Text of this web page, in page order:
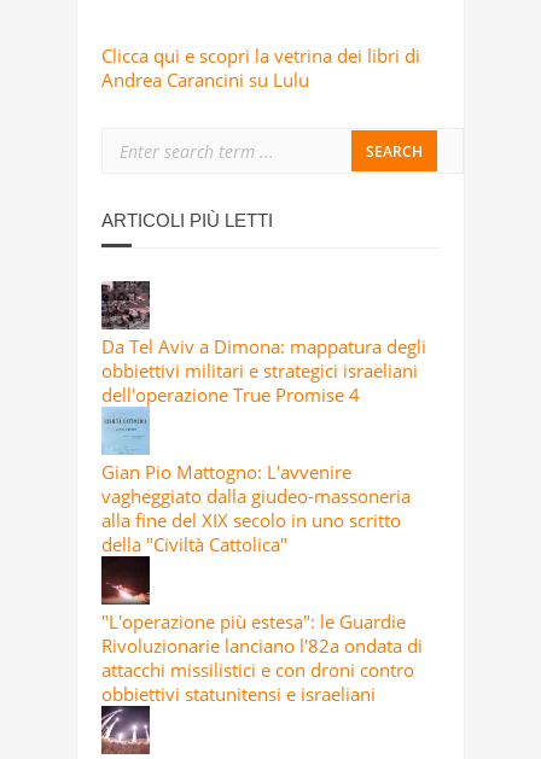
Clicca qui e scopri la vetrina dei libri di
Andrea Carancini su Lulu
ARTICOLI PIÙ LETTI
Da Tel Aviv a Dimona: mappatura degli
obbiettivi militari e strategici israeliani
dell'operazione True Promise 4
Gian Pio Mattogno: L'avvenire
vagheggiato dalla giudeo-massoneria
alla fine del XIX secolo in uno scritto
della "Civiltà Cattolica"
"L'operazione più estesa": le Guardie
Rivoluzionarie lanciano l'82a ondata di
attacchi missilistici e con droni contro
obbiettivi statunitensi e israeliani